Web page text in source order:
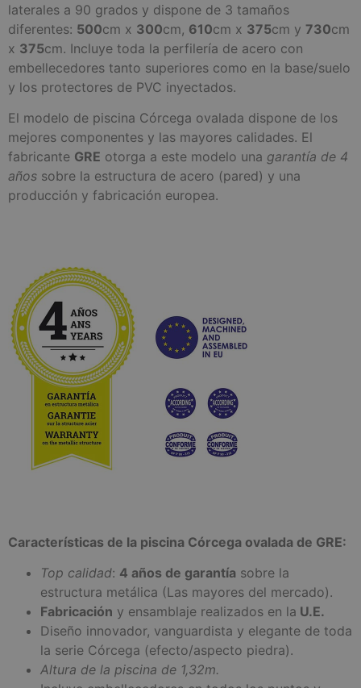
laterales a 90 grados y dispone de 3 tamaños
diferentes: 500cm x 300cm, 610cm x 375cm y 730cm
x 375cm. Incluye toda la perfilería de acero con
embellecedores tanto superiores como en la base/suelo
y los protectores de PVC inyectados.
El modelo de piscina Córcega ovalada dispone de los
mejores componentes y las mayores calidades. El
fabricante GRE otorga a este modelo una garantía de 4
años sobre la estructura de acero (pared) y una
producción y fabricación europea.
Características de la piscina Córcega ovalada de GRE:
Top calidad: 4 años de garantía sobre la
estructura metálica (Las mayores del mercado).
Fabricación y ensamblaje realizados en la U.E.
Diseño innovador, vanguardista y elegante de toda
la serie Córcega (efecto/aspecto piedra).
Altura de la piscina de 1,32m.